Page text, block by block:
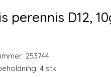
perennis D12,
253744
4 stk.